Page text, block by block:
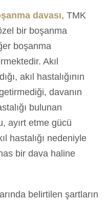
davası, TMK
bir boşanma
boşanma
Akıl
akıl hastalığının
davanın
bulunan
ayırt etme gücü
hastalığı nedeniyle
bir dava haline
belirtilen şartların